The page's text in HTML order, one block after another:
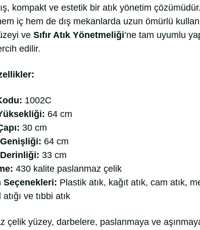
kompakt ve estetik bir atık yönetim çözümüdür.
iç hem de dış mekanlarda uzun ömürlü
ve Sıfır Atık Yönetmeliği’ne tam uyumlu
edilir.
1002C
64 cm
30 cm
64 cm
33 cm
430 kalite paslanmaz çelik
Seçenekleri: Plastik atık, kağıt atık, cam atık,
ve tıbbi atık
çelik yüzey, darbelere, paslanmaya ve